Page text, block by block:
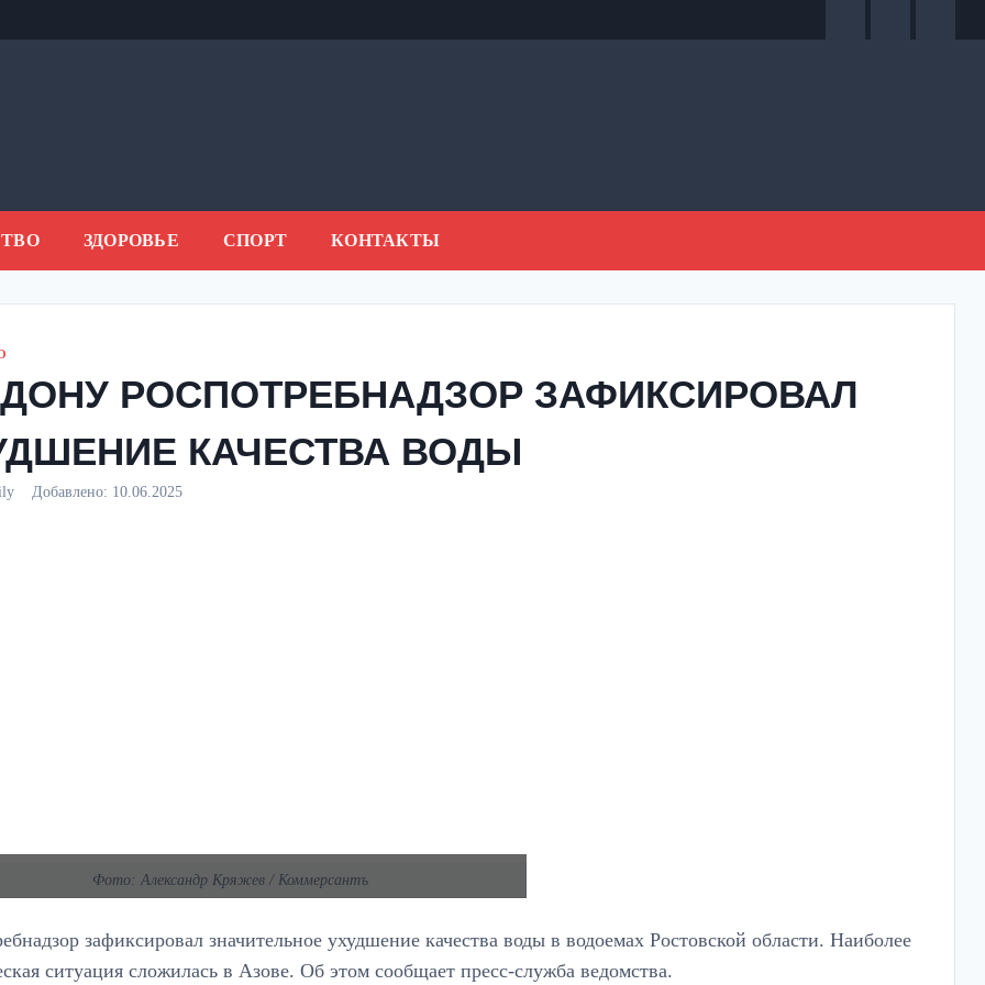
ЗДОРОВЬЕ СПОРТ КОНТАКТЫ
РОСПОТРЕБНАДЗОР ЗАФИКСИРОВАЛ
КАЧЕСТВА ВОДЫ
Добавлено: 10.06.2025
Фото: Александр Кряжев / Коммерсантъ
зафиксировал значительное ухудшение качества воды в водоемах Ростовской области. Наиболее
ситуация сложилась в Азове. Об этом сообщает пресс-служба ведомства.